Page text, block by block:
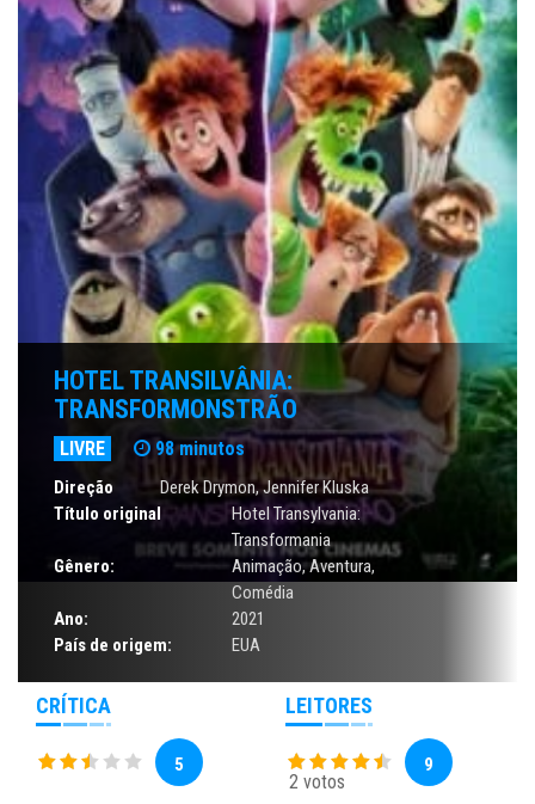
HOTEL TRANSILVÂNIA:
TRANSFORMONSTRÃO
LIVRE 98 minutos
Direção
Derek Drymon, Jennifer Kluska
Título original
Hotel Transylvania:
Transformania
Gênero:
Animação,Aventura,
Comédia
Ano:
2021
País de origem:
EUA
CRÍTICA
5
LEITORES
2 votos
9